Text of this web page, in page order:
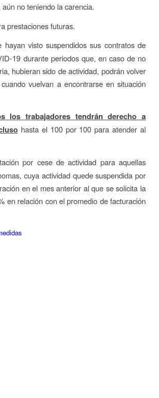
no teniendo la carencia.
prestaciones futuras.
hayan visto suspendidos sus contratos de
19 durante periodos que, en caso de no
hubieran sido de actividad, podrán volver
vuelvan a encontrarse en situación
los trabajadores tendrán derecho a
hasta el 100 por 100 para atender al
por cese de actividad para aquellas
cuya actividad quede suspendida por
en el mes anterior al que se solicita la
en relación con el promedio de facturación